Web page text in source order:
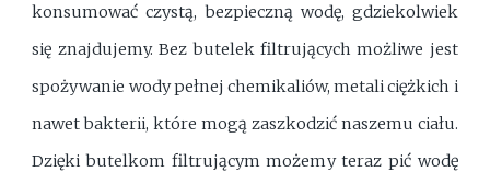
konsumować czystą, bezpieczną wodę, gdziekolwiek
się znajdujemy. Bez butelek filtrujących możliwe jest
spożywanie wody pełnej chemikaliów, metali ciężkich i
nawet bakterii, które mogą zaszkodzić naszemu ciału.
Dzięki butelkom filtrującym możemy teraz pić wodę